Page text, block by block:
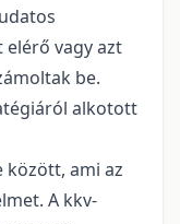
vagy azt
be.
alkotott
között, ami az
A kkv-